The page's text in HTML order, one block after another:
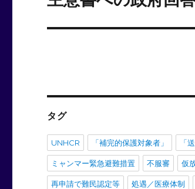
ョ
ン
投
稿:
タグ
UNHCR 「補完的保護対象者」 「
ミャンマー緊急避難措置 不服審 仮
再申請で難民認定等 処遇／医療体制